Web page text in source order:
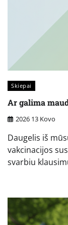
Skiepai
Ar galima
2026 13 Kovo
Daugelis iš
vakcinacijos
svarbiu